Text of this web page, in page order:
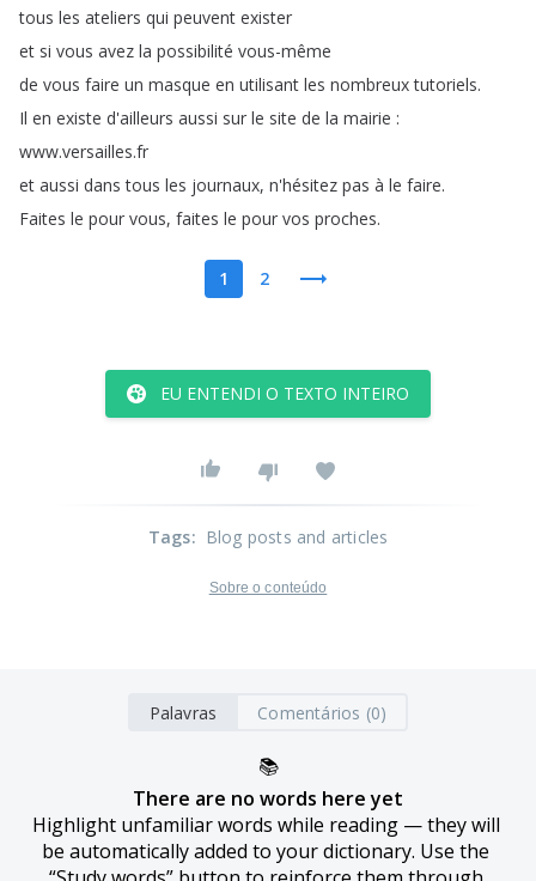
tous les ateliers qui peuvent exister
et si vous avez la possibilité vous-même
de vous faire un masque en utilisant les nombreux tutoriels.
Il en existe d'ailleurs aussi sur le site de la mairie :
www.versailles.fr
et aussi dans tous les journaux, n'hésitez pas à le faire.
Faites le pour vous, faites le pour vos proches.
1 2
EU ENTENDI O TEXTO INTEIRO
Tags: Blog posts and articles
Sobre o conteúdo
Palavras Comentários (0)
📚
There are no words here yet
Highlight unfamiliar words while reading — they will
be automatically added to your dictionary. Use the